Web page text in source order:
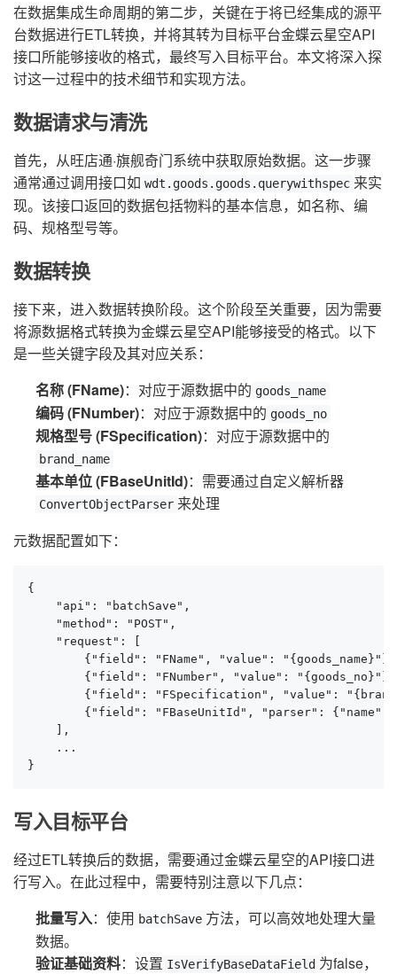
在数据集成生命周期的第二步，关键在于将已经集成的源平
台数据进行ETL转换，并将其转为目标平台金蝶云星空API
接口所能够接收的格式，最终写入目标平台。本文将深入探
讨这一过程中的技术细节和实现方法。
数据请求与清洗
首先，从旺店通·旗舰奇门系统中获取原始数据。这一步骤
通常通过调用接口如 wdt.goods.goods.querywithspec 来实
现。该接口返回的数据包括物料的基本信息，如名称、编
码、规格型号等。
数据转换
接下来，进入数据转换阶段。这个阶段至关重要，因为需要
将源数据格式转换为金蝶云星空API能够接受的格式。以下
是一些关键字段及其对应关系：
名称 (FName)：对应于源数据中的 goods_name
编码 (FNumber)：对应于源数据中的 goods_no
规格型号 (FSpecification)：对应于源数据中的
brand_name
基本单位 (FBaseUnitId)：需要通过自定义解析器
ConvertObjectParser 来处理
元数据配置如下：
{
    "api": "batchSave",
    "method": "POST",
    "request": [
        {"field": "FName", "value": "{goods_name}"},
        {"field": "FNumber", "value": "{goods_no}"},
{"field": "FSpecification", "value":
{"field": "FBaseUnitId", "parser":
    ],
    ...
}
写入目标平台
经过ETL转换后的数据，需要通过金蝶云星空的API接口进
行写入。在此过程中，需要特别注意以下几点：
批量写入：使用 batchSave 方法，可以高效地处理大量
数据。
验证基础资料：设置 IsVerifyBaseDataField 为false，